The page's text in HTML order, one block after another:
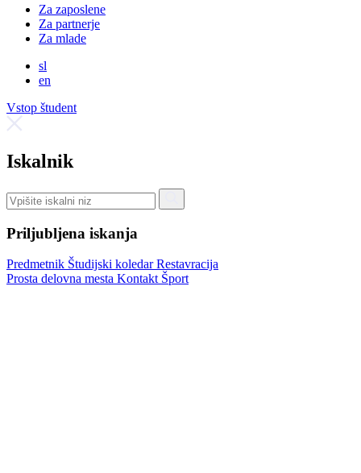
Za zaposlene
Za partnerje
Za mlade
sl
en
Vstop študent
Iskalnik
Priljubljena iskanja
Predmetnik Študijski koledarRestavracija
Prosta delovna mesta Kontakt Šport